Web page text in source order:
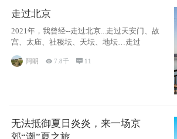
走过北京
2021年，我曾经--走过北京...走过天安门、故
宫、太庙、社稷坛、天坛、地坛…走过
阿眀 7.8千  11
无法抵御夏日炎炎，来一场京